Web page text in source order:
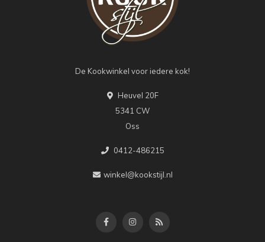
De Kookwinkel voor iedere kok!
Heuvel 20F
5341 CW
Oss
0412-486215
winkel@kookstijl.nl